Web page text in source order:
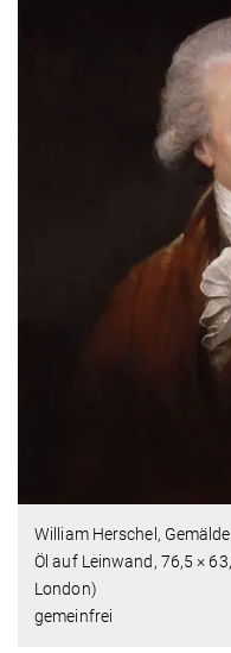
William Herschel,
Öl auf Leinwand, 76,5 ×
London)
gemeinfrei